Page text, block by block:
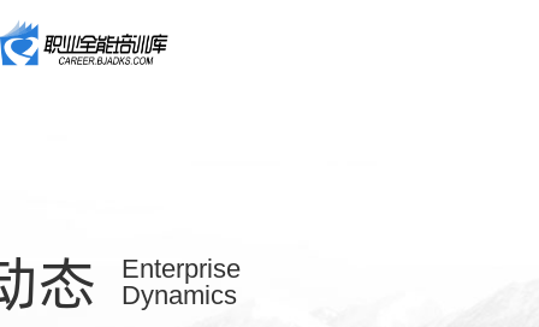
态
Enterprise
Dynamics